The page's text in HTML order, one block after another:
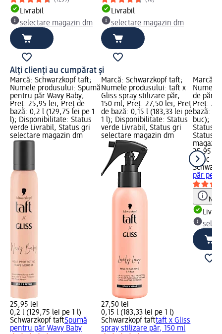
Livrabil
selectare magazin dm
Livrabil
selectare magazin dm
Alți clienți au cumpărat și
Marcă: Schwarzkopf taft;
Numele produsului: Spumă
pentru păr Wavy Baby;
Preț: 25,95 lei; Preț de
bază: 0,2 l (129,75 lei pe 1
l); Disponibilitate: Status
verde Livrabil, Status gri
selectare magazin dm
25,95 lei
0,2 l (129,75 lei pe 1 l)
Schwarzkopf taftSpumă
pentru păr Wavy Baby
Marcă: Schwarzkopf taft;
Numele produsului: taft x
Gliss spray stilizare păr,
150 ml; Preț: 27,50 lei; Preț
de bază: 0,15 l (183,33 lei pe
1 l); Disponibilitate: Status
verde Livrabil, Status gri
selectare magazin dm
27,50 lei
0,15 l (183,33 lei pe 1 l)
Schwarzkopf tafttaft x Gliss
spray stilizare păr, 150 ml
Marcă:
Numele
de păr
Preț:
bază: 1
buc);
Status
Status
25,95 lei
1 buc
păr
Notă